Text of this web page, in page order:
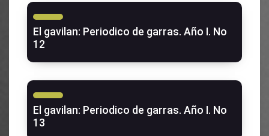
El gavilan: Periodico de garras. Año I. No
12
El gavilan: Periodico de garras. Año I. No
13